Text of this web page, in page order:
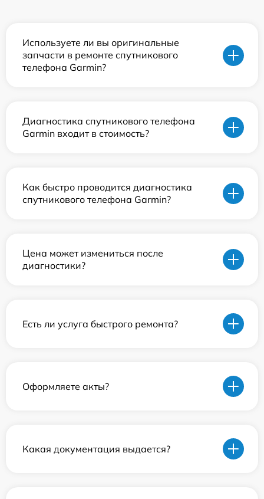
Используете ли вы оригинальные
запчасти в ремонте спутникового
телефона Garmin?
Диагностика спутникового телефона
Garmin входит в стоимость?
Как быстро проводится диагностика
спутникового телефона Garmin?
Цена может измениться после
диагностики?
Есть ли услуга быстрого ремонта?
Оформляете акты?
Какая документация выдается?